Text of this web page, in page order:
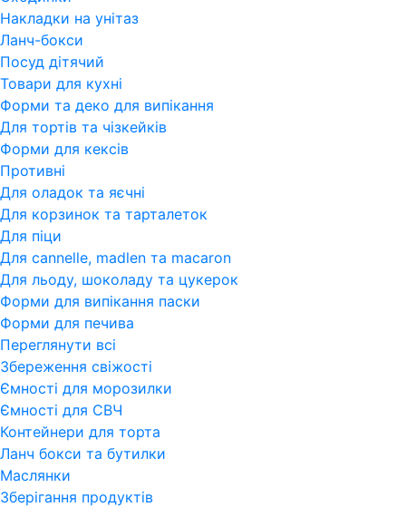
Накладки на унітаз
Ланч-бокси
Посуд дітячий
Товари для кухні
Форми та деко для випікання
Для тортів та чізкейків
Форми для кексів
Противні
Для оладок та яєчні
Для корзинок та тарталеток
Для піци
Для cannelle, madlen та macaron
Для льоду, шоколаду та цукерок
Форми для випікання паски
Форми для печива
Переглянути всi
Збереження свіжості
Ємності для морозилки
Ємності для СВЧ
Контейнери для торта
Ланч бокси та бутилки
Маслянки
Зберігання продуктів